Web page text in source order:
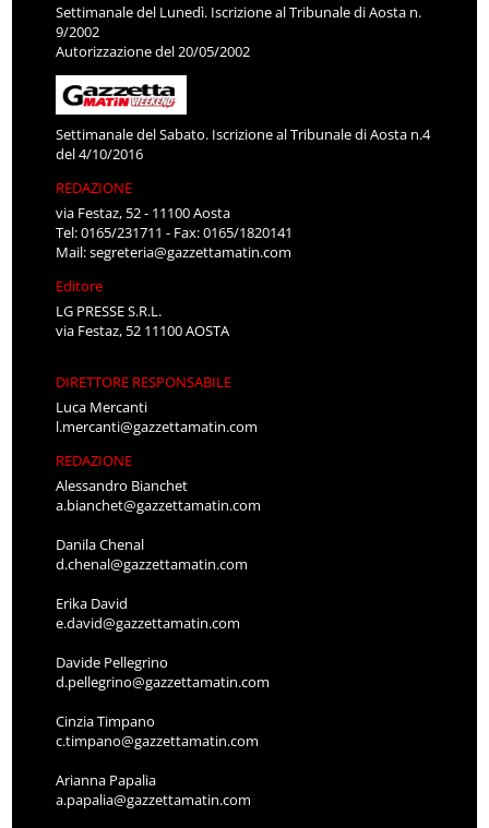
Settimanale del Lunedì. Iscrizione al Tribunale di Aosta n.
9/2002
Autorizzazione del 20/05/2002
Settimanale del Sabato. Iscrizione al Tribunale di Aosta n.4
del 4/10/2016
REDAZIONE
via Festaz, 52 - 11100 Aosta
Tel: 0165/231711 - Fax: 0165/1820141
Mail:segreteria@gazzettamatin.com
Editore
LG PRESSE S.R.L.
via Festaz, 52 11100 AOSTA
DIRETTORE RESPONSABILE
Luca Mercanti
l.mercanti@gazzettamatin.com
REDAZIONE
Alessandro Bianchet
a.bianchet@gazzettamatin.com
Danila Chenal
d.chenal@gazzettamatin.com
Erika David
e.david@gazzettamatin.com
Davide Pellegrino
d.pellegrino@gazzettamatin.com
Cinzia Timpano
c.timpano@gazzettamatin.com
Arianna Papalia
a.papalia@gazzettamatin.com